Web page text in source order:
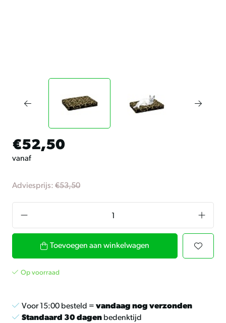
€52,50
vanaf
Adviesprijs: €53,50
Toevoegen aan winkelwagen
Op voorraad
Voor 15:00 besteld = vandaag nog verzonden
Standaard 30 dagen bedenktijd